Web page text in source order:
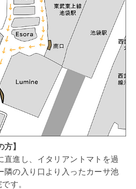
方】
直進し、イタリアントマトを過
隣の入り口より入ったカーサ池
す。